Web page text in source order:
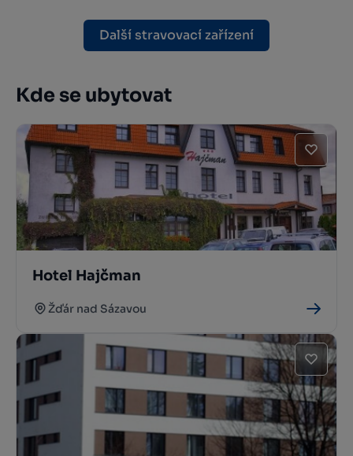
Další stravovací zařízení
Kde se ubytovat
Hotel Hajčman
Žďár nad Sázavou